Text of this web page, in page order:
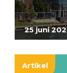
25 juni
Artikel